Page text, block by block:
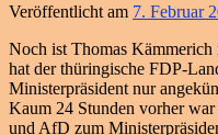
Veröffentlicht am 7. Februar
Noch ist Thomas
hat der thüringische FDP-
Ministerpräsident nur
Kaum 24 Stunden vorher
und AfD zum